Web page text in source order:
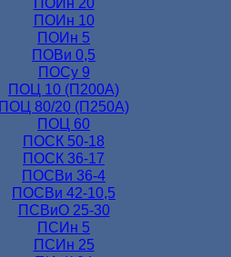
ПОИн 10
ПОИн 5
ПОВи 0,5
ПОСу 9
ПОЦ 10 (П200А)
ПОЦ 80/20 (П250А)
ПОЦ 60
ПОСК 50-18
ПОСК 36-17
ПОСВи 36-4
ПОСВи 42-10,5
ПСВиО 25-30
ПСИн 5
ПСИн 25